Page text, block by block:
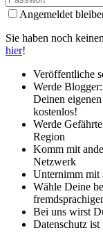
Angemeldet
Sie haben noch
hier!
Veröffentliche
Werde
Deinen
kostenlos!
Werde
Region
Komm mit
Netzwerk
Unternimm mit
Wähle Deine
Bei uns wirst
Datenschutz